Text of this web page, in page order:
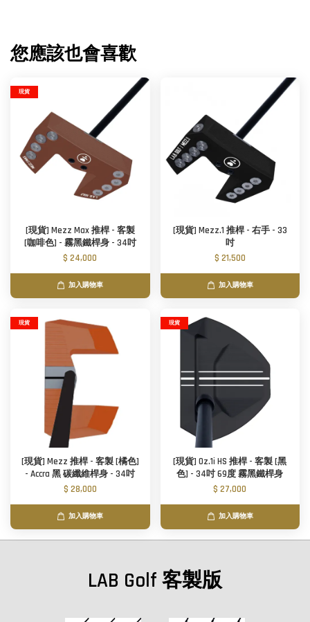
您應該也會喜歡
現貨
[現貨] Mezz Max 推桿 - 客製
[咖啡色] - 霧黑鐵桿身 - 34吋
$ 24,000
加入購物車
[現貨] Mezz.1 推桿 - 右手 - 33
吋
$ 21,500
加入購物車
現貨
[現貨] Mezz 推桿 - 客製 [橘色]
- Accra 黑 碳纖維桿身 - 34吋
$ 28,000
加入購物車
現貨
[現貨] Oz.1i HS 推桿 - 客製 [黑
色] - 34吋 69度 霧黑鐵桿身
$ 27,000
加入購物車
LAB Golf 客製版